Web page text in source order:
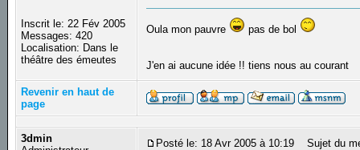
Inscrit le: 22 Fév 2005
Messages: 420
Localisation: Dans le
théâtre des émeutes
Oula mon pauvre pas de bol
J'en ai aucune idée !! tiens nous au courant
Revenir en haut de
page
3dmin
Posté le: 18 Avr 2005 à 10:19 Sujet du